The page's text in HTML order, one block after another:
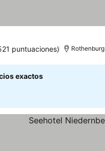
puntuaciones) Rothenburg
exactos